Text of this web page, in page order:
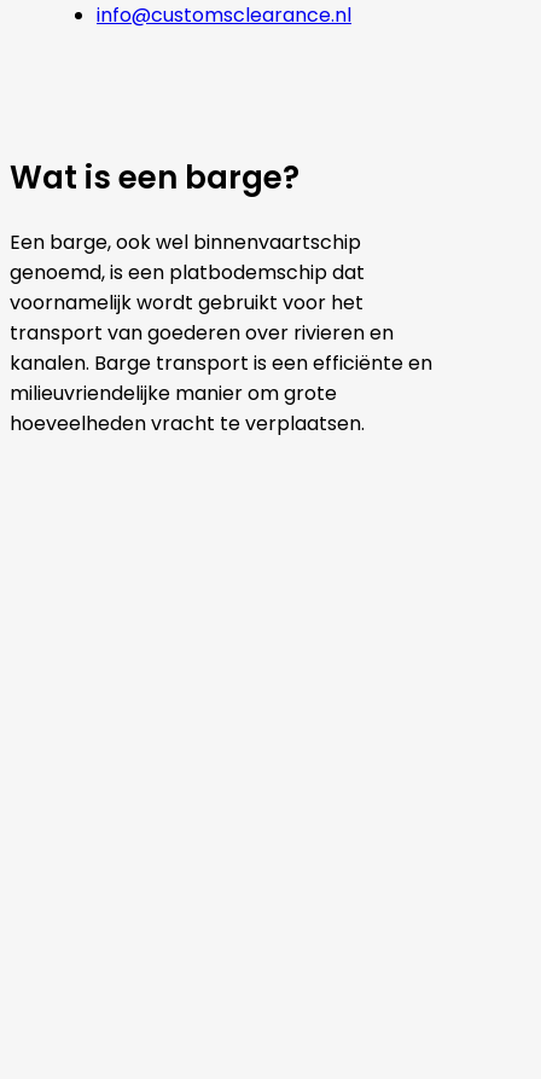
info@customsclearance.nl
Wat is een barge?
Een barge, ook wel binnenvaartschip
genoemd, is een platbodemschip dat
voornamelijk wordt gebruikt voor het
transport van goederen over rivieren en
kanalen. Barge transport is een efficiënte en
milieuvriendelijke manier om grote
hoeveelheden vracht te verplaatsen.